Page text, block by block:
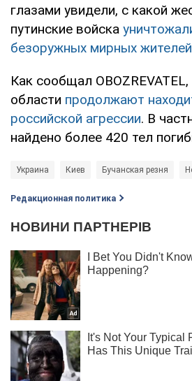
глазами увидели, с какой
путинские войска
безоружных мирных
Как сообщал
области продолжают
российской агрессии. В
найдено более 420 тел
Украина Киев Бучанская резня
Редакционная политика